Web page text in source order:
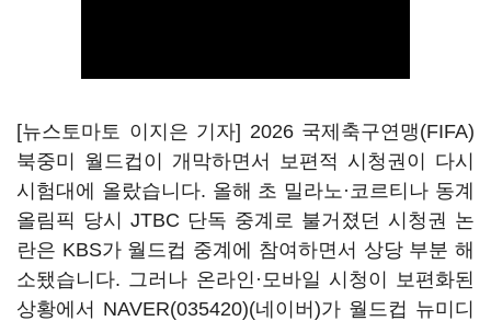
[뉴스토마토 이지은 기자] 2026 국제축구연맹(FIFA)
북중미 월드컵이 개막하면서 보편적 시청권이 다시
시험대에 올랐습니다. 올해 초 밀라노·코르티나 동계
올림픽 당시 JTBC 단독 중계로 불거졌던 시청권 논
란은 KBS가 월드컵 중계에 참여하면서 상당 부분 해
소됐습니다. 그러나 온라인·모바일 시청이 보편화된
상황에서 NAVER(035420)(네이버)가 월드컵 뉴미디